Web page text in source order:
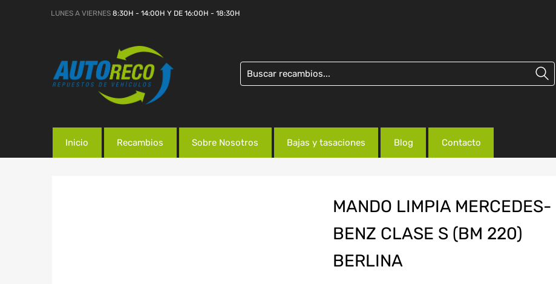
LUNES A VIERNES 8:30H - 14:00H Y DE 16:00H - 18:30H
Inicio Recambios Sobre Nosotros Bajas y tasaciones Blog Contacto
MANDO LIMPIA MERCEDES-
BENZ CLASE S (BM 220)
BERLINA